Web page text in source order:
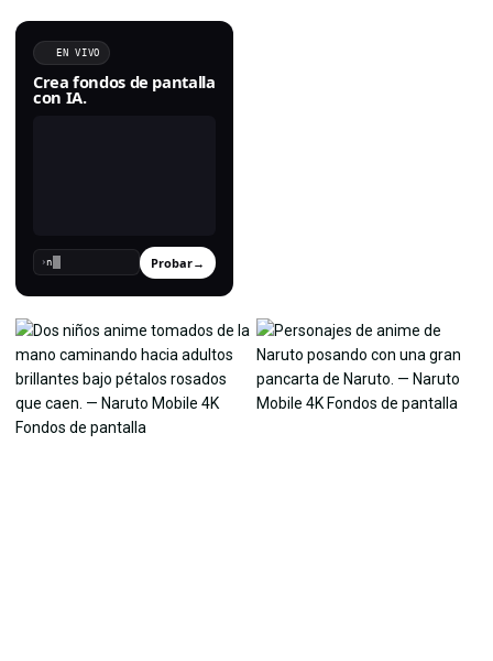
EN VIVO
Crea fondos de pantalla
con IA.
› Probar→